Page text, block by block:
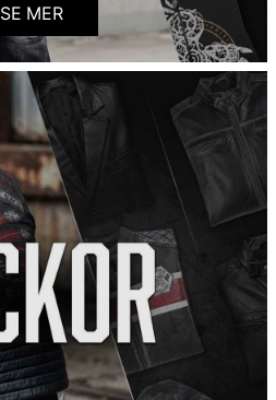
SE MER